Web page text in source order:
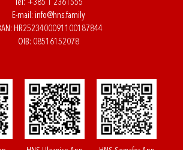
Tel: +385 1 2361555
E-mail: info@hns.family
HR2523400091100187844
OIB: 08516152078